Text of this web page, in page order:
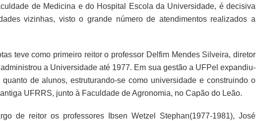
de Medicina e do Hospital Escola da Universidade, é decisiva
vizinhas, visto o grande número de atendimentos realizados a
teve como primeiro reitor o professor Delfim Mendes Silveira, diretor
a Universidade até 1977. Em sua gestão a UFPel expandiu-
de alunos, estruturando-se como universidade e construindo o
UFRRS, junto à Faculdade de Agronomia, no Capão do Leão.
de reitor os professores Ibsen Wetzel Stephan(1977-1981), José